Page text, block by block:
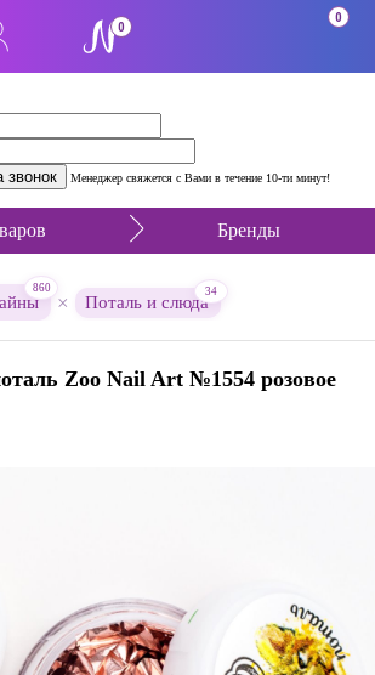
Менеджер свяжется с Вами в течение 10-ти минут!
0
0
Бренды
860
× Поталь и слюда
34
Zoo Nail Art №1554 розовое